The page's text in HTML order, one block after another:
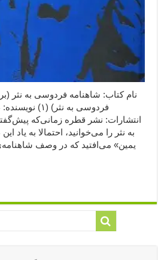
نام کتاب: شاهنامه فردوسی به نثر
انتشارات: نشر قطره زمانی‌که
به نثر را می‌خوانید، احتمالا به یاد
یمین» می‌افتید که در وصف